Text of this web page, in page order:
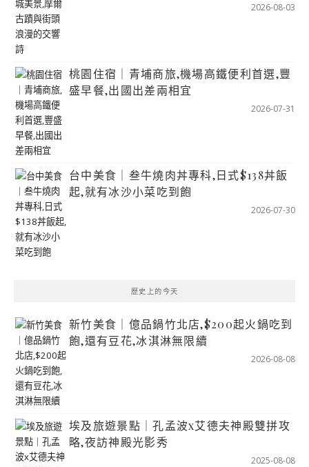
2026-08-03
桃園住宿｜青埔商旅,機場高鐵便利首選,豐
盛早餐,出國出差兩相宜
2026-07-31
台中美食｜叁牛燒肉丼專科,日式$138丼飯
起,就有冰沙小菜吃到飽
2026-07-30
歷史上的今天
新竹美食｜億品鍋竹北店,$200起火鍋吃到
飽,還有豆花,冰淇淋無限續
2026-08-08
埃及旅遊景點｜孔孟波x艾德夫神殿雙拼攻
略,夜訪神殿光影秀
2025-08-08